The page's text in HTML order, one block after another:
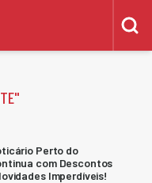
"
Perto do
com Descontos
Imperdíveis!